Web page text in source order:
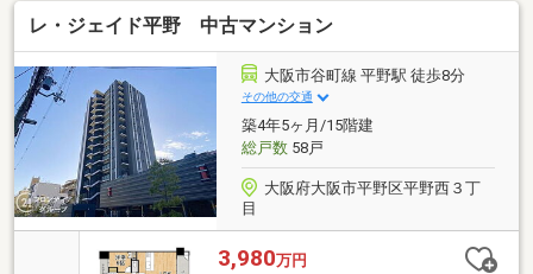
住環境・スーパーが徒歩２分の距離で日々の買い物便
利な立地■リフォーム（令和８年５月末完成）新調・
ガスコンロ・温水洗浄便座張替・クロス・畳表替え・
襖 他■周辺施設案内・サンエー平野店：約130ｍ（徒
歩2分）・ファミリーマート平野店：約180ｍ（徒歩3
分）・大阪平野本町郵便局：約450ｍ（徒歩6分） 等
レ・ジェイド平野 中古マンション
大阪市谷町線 平野駅 徒歩8分
その他の交通
築4年5ヶ月/15階建
総戸数58戸
大阪府大阪市平野区平野西３丁
目
3,980万円